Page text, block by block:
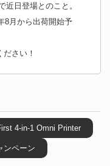
近日登場とのこと。
8月から出荷開始予
さい！
4-in-1 Omni Printer
ンペーン